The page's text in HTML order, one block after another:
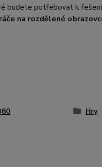
budete potřebovat k
na rozdělené
Hry